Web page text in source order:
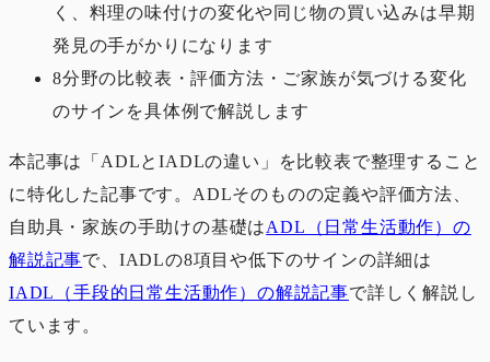
く、料理の味付けの変化や同じ物の買い込みは早期
発見の手がかりになります
8分野の比較表・評価方法・ご家族が気づける変化
のサインを具体例で解説します
本記事は「ADLとIADLの違い」を比較表で整理すること
に特化した記事です。ADLそのものの定義や評価方法、
自助具・家族の手助けの基礎はADL（日常生活動作）の
解説記事で、IADLの8項目や低下のサインの詳細は
IADL（手段的日常生活動作）の解説記事で詳しく解説し
ています。